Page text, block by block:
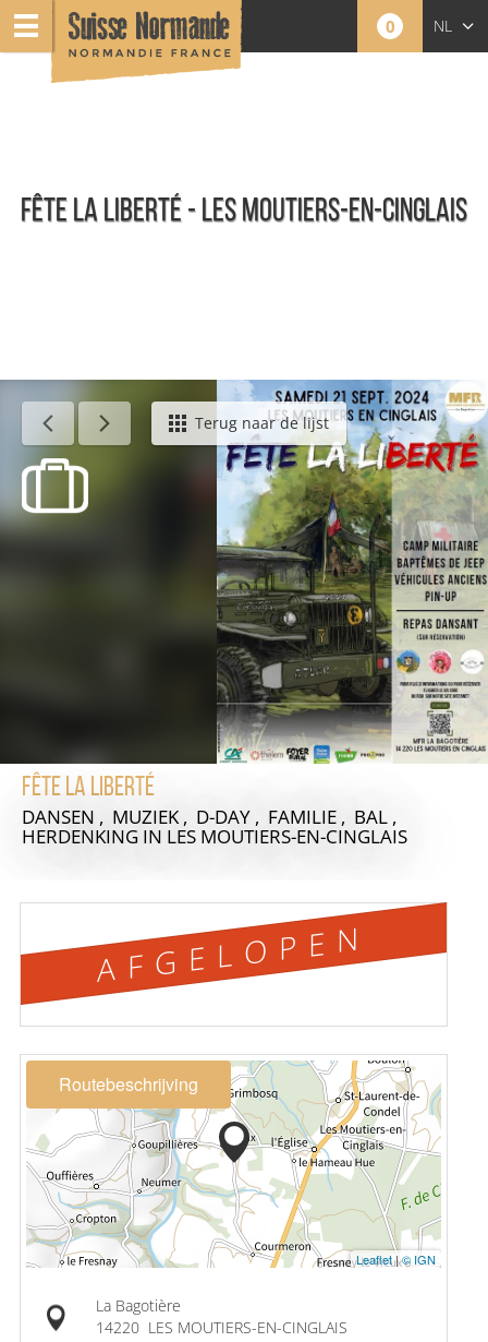
0 NL
FÊTE LA LIBERTÉ - LES MOUTIERS-EN-CINGLAIS
Agenda - NederlandsTerug naar de lijst
Fête la Liberté
DANSEN , MUZIEK , D-DAY , FAMILIE , BAL ,
HERDENKING IN LES MOUTIERS-EN-CINGLAIS
AFGELOPEN
Routebeschrijving
Leaflet|© IGN
La Bagotière
14220 LES MOUTIERS-EN-CINGLAIS